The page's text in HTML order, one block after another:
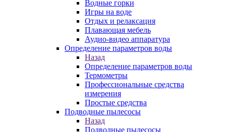
Водные горки
Игры на воде
Отдых и релаксация
Плавающая мебель
Аудио-видео аппаратура
Определение параметров воды
Назад
Определение параметров воды
Термометры
Профессиональные средства
измерения
Простые средства
Подводные пылесосы
Назад
Подводные пылесосы